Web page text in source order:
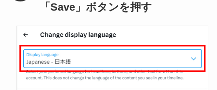
「Save」ボタンを押す